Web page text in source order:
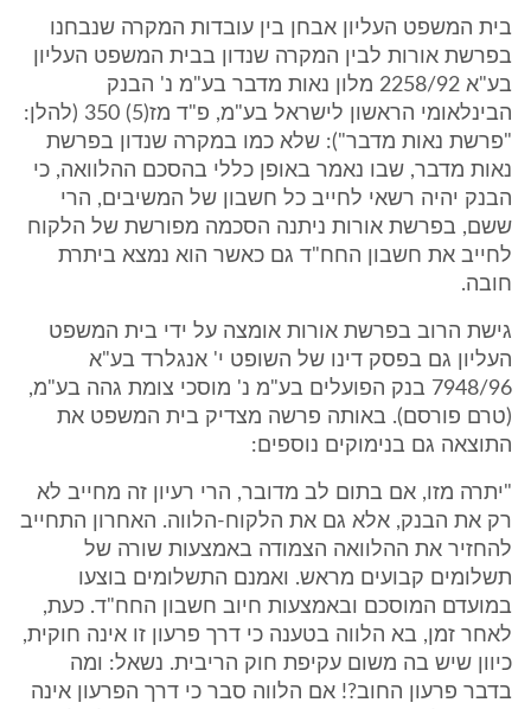
בית המשפט העליון אבחן בין עובדות המקרה שנבחנו
בפרשת אורות לבין המקרה שנדון בבית המשפט העליון
בע"א 2258/92 מלון נאות מדבר בע"מ נ' הבנק
הבינלאומי הראשון לישראל בע"מ, פ"ד מז(5) 350 (להלן:
"פרשת נאות מדבר"): שלא כמו במקרה שנדון בפרשת
נאות מדבר, שבו נאמר באופן כללי בהסכם ההלוואה, כי
הבנק יהיה רשאי לחייב כל חשבון של המשיבים, הרי
ששם, בפרשת אורות ניתנה הסכמה מפורשת של הלקוח
לחייב את חשבון החח"ד גם כאשר הוא נמצא ביתרת
חובה.
גישת הרוב בפרשת אורות אומצה על ידי בית המשפט
העליון גם בפסק דינו של השופט י' אנגלרד בע"א
7948/96 בנק הפועלים בע"מ נ' מוסכי צומת גהה בע"מ,
(טרם פורסם). באותה פרשה מצדיק בית המשפט את
התוצאה גם בנימוקים נוספים:
"יתרה מזו, אם בתום לב מדובר, הרי רעיון זה מחייב לא
רק את הבנק, אלא גם את הלקוח-הלווה. האחרון התחייב
להחזיר את ההלוואה הצמודה באמצעות שורה של
תשלומים קבועים מראש. ואמנם התשלומים בוצעו
במועדם המוסכם ובאמצעות חיוב חשבון החח"ד. כעת,
לאחר זמן, בא הלווה בטענה כי דרך פרעון זו אינה חוקית,
כיוון שיש בה משום עקיפת חוק הריבית. נשאל: ומה
בדבר פרעון החוב?! אם הלווה סבר כי דרך הפרעון אינה